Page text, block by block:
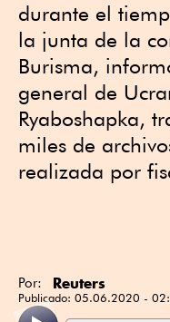
durante el
la junta de la
Burisma,
general de
Ryaboshapka,
miles de
realizada por
Por: Reuters
Publicado: 05.06.2020 -